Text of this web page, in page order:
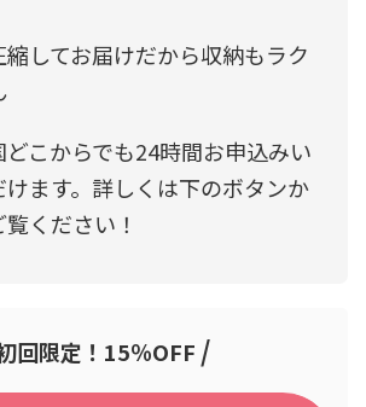
縮してお届けだから収納もラク
どこからでも24時間お申込みい
けます。詳しくは下のボタンか
覧ください！
回限定！15％OFF /